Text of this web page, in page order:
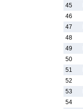
45
46
47
48
49
50
51
52
53
54